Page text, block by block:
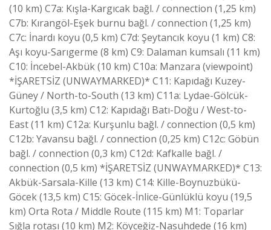
(10 km) C7a: Kışla-Kargıcak bağl. / connection (1,25 km)
C7b: Kırangöl-Eşek burnu bağl. / connection (1,25 km)
C7c: İnardı koyu (0,5 km) C7d: Şeytancık koyu (1 km) C8:
Aşı koyu-Sarıgerme (8 km) C9: Dalaman kumsalı (11 km)
C10: İncebel-Akbük (10 km) C10a: Manzara (viewpoint)
*İŞARETSİZ (UNWAYMARKED)* C11: Kapıdağı Kuzey-
Güney / North-to-South (13 km) C11a: Lydae-Gölcük-
Kurtoğlu (3,5 km) C12: Kapıdağı Batı-Doğu / West-to-
East (11 km) C12a: Kurşunlu bağl. / connection (0,5 km)
C12b: Yavansu bağl. / connection (0,25 km) C12c: Göbün
bağl. / connection (0,3 km) C12d: Kafkalle bağl. /
connection (0,5 km) *İŞARETSİZ (UNWAYMARKED)* C13:
Akbük-Sarsala-Kille (13 km) C14: Kille-Boynuzbükü-
Göcek (13,5 km) C15: Göcek-İnlice-Günlüklü koyu (19,5
km) Orta Rota / Middle Route (115 km) M1: Toparlar
Sığla rotası (10 km) M2: Köyceğiz-Nasuhdede (16 km)